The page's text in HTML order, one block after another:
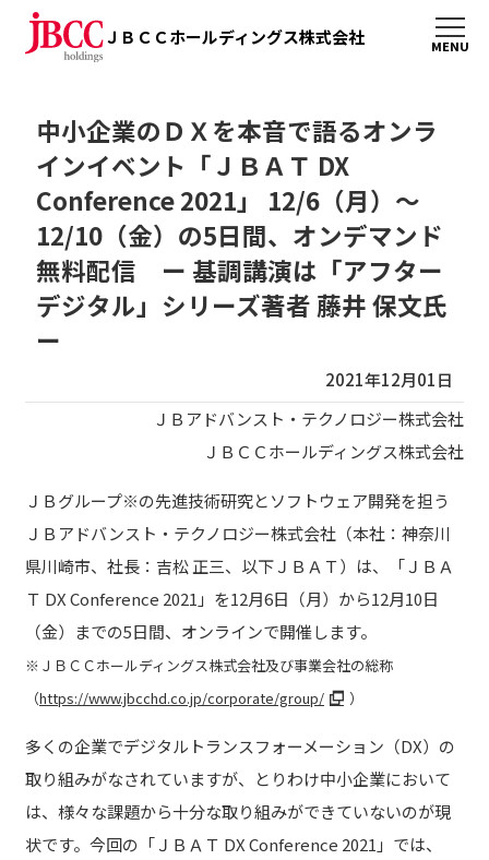
ＪＢＣＣホールディングス株式会社
中小企業のＤＸを本音で語るオンラ
インイベント「ＪＢＡＴ DX
Conference 2021」 12/6（月）～
12/10（金）の5日間、オンデマンド
無料配信 ー 基調講演は「アフター
デジタル」シリーズ著者 藤井 保文氏
ー
2021年12月01日
ＪＢアドバンスト・テクノロジー株式会社
ＪＢＣＣホールディングス株式会社
ＪＢグループ※の先進技術研究とソフトウェア開発を担う
ＪＢアドバンスト・テクノロジー株式会社（本社：神奈川
県川崎市、社長：吉松 正三、以下ＪＢＡＴ）は、「ＪＢＡ
Ｔ DX Conference 2021」を12月6日（月）から12月10日
（金）までの5日間、オンラインで開催します。
※ＪＢＣＣホールディングス株式会社及び事業会社の総称
（https://www.jbcchd.co.jp/corporate/group/ ）
多くの企業でデジタルトランスフォーメーション（DX）の
取り組みがなされていますが、とりわけ中小企業において
は、様々な課題から十分な取り組みができていないのが現
状です。今回の「ＪＢＡＴ DX Conference 2021」では、